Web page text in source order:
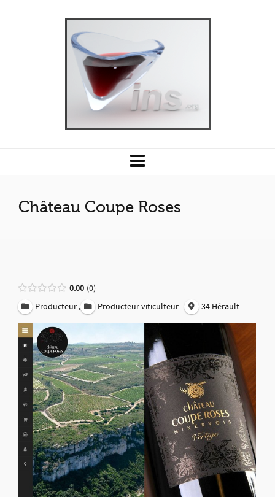
Château Coupe Roses
0.00 0
Producteur , Producteur viticulteur 34 Hérault